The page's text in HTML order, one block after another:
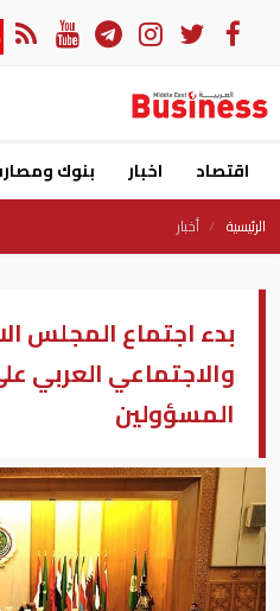
اقتصاد اخبار بنوك
الرئيسية أخبار
بدء اجتماع المجلس
والاجتماعي العربي
المسؤولين